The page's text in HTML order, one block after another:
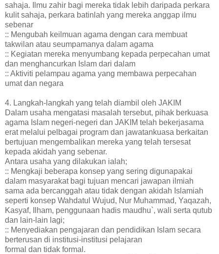
sahaja. Ilmu zahir bagi mereka tidak lebih daripada perkara
kulit sahaja, perkara batinlah yang mereka anggap ilmu
sebenar
:: Mengubah keilmuan agama dengan cara membuat
takwilan atau seumpamanya dalam agama
:: Kegiatan mereka menyumbang kepada perpecahan umat
dan menghancurkan Islam dari dalam
:: Aktiviti pelampau agama yang membawa perpecahan
umat dan negara
4. Langkah-langkah yang telah diambil oleh JAKIM
Dalam usaha mengatasi masalah tersebut, pihak berkuasa
agama Islam negeri-negeri dan JAKIM telah bekerjasama
erat melalui pelbagai program dan jawatankuasa berkaitan
bertujuan mengembalikan mereka yang telah tersesat
kepada akidah yang sebenar.
Antara usaha yang dilakukan ialah;
:: Mengkaji beberapa konsep yang sering digunapakai
dalam masyarakat bagi tujuan mencari jawapan ilmiah
sama ada bercanggah atau tidak dengan akidah Islamiah
seperti konsep Wahdatul Wujud, Nur Muhammad, Yaqazah,
Kasyaf, Ilham, penggunaan hadis maudhu`, wali serta qutub
dan lain-lain lagi;
:: Menyediakan pengajaran dan pendidikan Islam secara
berterusan di institusi-institusi pelajaran
formal dan tidak formal.